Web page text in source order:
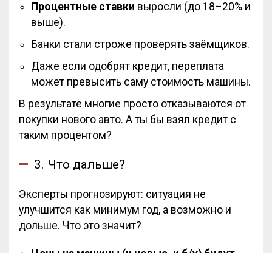
Процентные ставки выросли (до 18–20% и
выше).
Банки стали строже проверять заёмщиков.
Даже если одобрят кредит, переплата
может превысить саму стоимость машины.
В результате многие просто отказываются от
покупки нового авто. А ты бы взял кредит с
таким процентом?
3. Что дальше?
Эксперты прогнозируют: ситуация не
улучшится как минимум год, а возможно и
дольше. Что это значит?